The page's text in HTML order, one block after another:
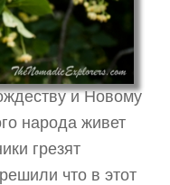
и Новому
народа живет
грезят
что в этот